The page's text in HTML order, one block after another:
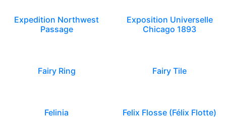
Expedition Northwest
Passage
Exposition Universelle
Chicago 1893
Fairy Ring Fairy Tile
Felinia Felix Flosse (Félix Flotte)